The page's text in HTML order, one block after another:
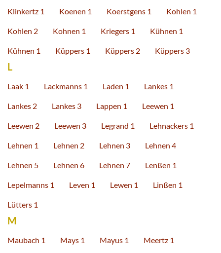
Klinkertz 1 Koenen 1 Koerstgens 1 Kohlen 1
Kohlen 2 Kohnen 1 Kriegers 1 Kühnen 1
Kühnen 1 Küppers 1 Küppers 2 Küppers 3
L
Laak 1 Lackmanns 1 Laden 1 Lankes 1
Lankes 2 Lankes 3 Lappen 1 Leewen 1
Leewen 2 Leewen 3 Legrand 1 Lehnackers 1
Lehnen 1 Lehnen 2 Lehnen 3 Lehnen 4
Lehnen 5 Lehnen 6 Lehnen 7 Lenßen 1
Lepelmanns 1 Leven 1 Lewen 1 Linßen 1
Lütters 1
M
Maubach 1 Mays 1 Mayus 1 Meertz 1